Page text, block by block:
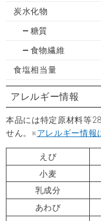
炭水化物
糖質
食物繊維
食塩相当量
アレルギー情報
本品には特定原材料等
せん。※アレルギー情報
えび
小麦
乳成分
あわび